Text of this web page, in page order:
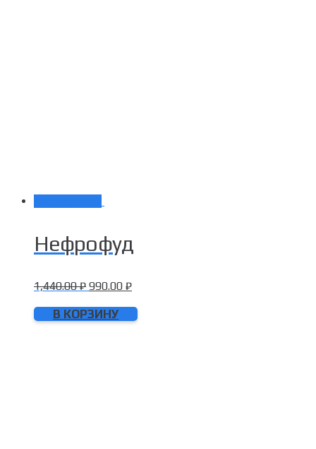
Нефрофуд
1,440.00₽ 990.00 ₽
В КОРЗИНУ